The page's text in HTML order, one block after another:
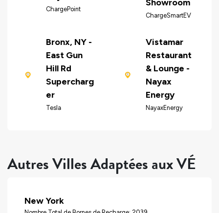
ChargePoint
Showroom
ChargeSmartEV
Bronx, NY -
East Gun
Hill Rd
Supercharg
er
Tesla
Vistamar
Restaurant
& Lounge -
Nayax
Energy
NayaxEnergy
Autres Villes Adaptées aux VÉ
New York